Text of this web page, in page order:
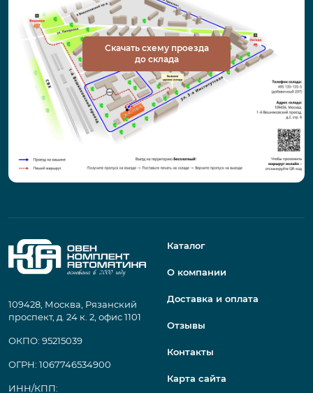
Скачать схему проезда
до склада
109428, Москва, Рязанский
проспект, д. 24 к. 2, офис 1101
ОКПО: 95215039
ОГРН: 1067746534900
ИНН/КПП:
Каталог
О компании
Доставка и оплата
Отзывы
Контакты
Карта сайта